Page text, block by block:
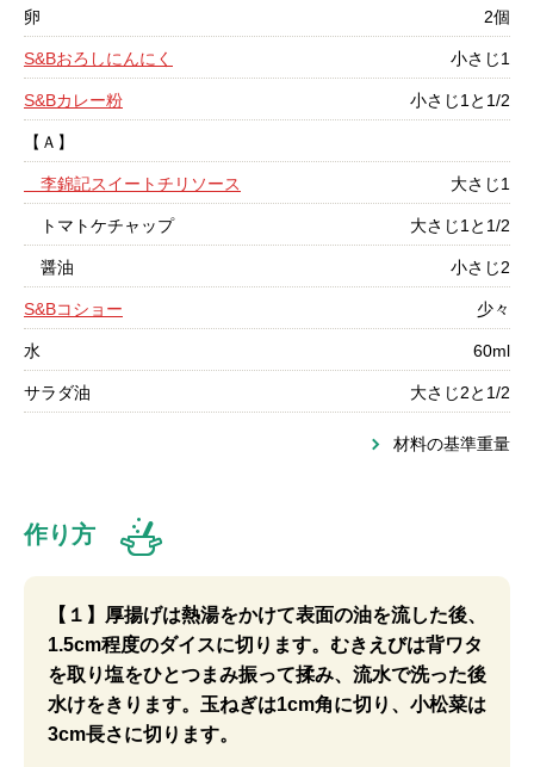
卵 2個
S&Bおろしにんにく 小さじ1
S&Bカレー粉 小さじ1と1/2
【Ａ】
李錦記スイートチリソース 大さじ1
トマトケチャップ 大さじ1と1/2
醤油 小さじ2
S&Bコショー 少々
水 60ml
サラダ油 大さじ2と1/2
材料の基準重量
作り方
【１】厚揚げは熱湯をかけて表面の油を流した後、
1.5cm程度のダイスに切ります。むきえびは背ワタ
を取り塩をひとつまみ振って揉み、流水で洗った後
水けをきります。玉ねぎは1cm角に切り、小松菜は
3cm長さに切ります。